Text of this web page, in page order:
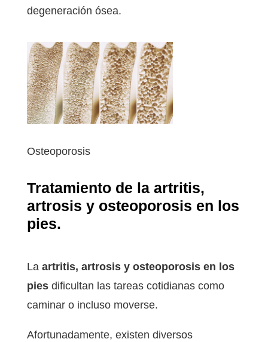
degeneración ósea.
Osteoporosis
Tratamiento de la artritis,
artrosis y osteoporosis en los
pies.
La artritis, artrosis y osteoporosis en los
piesdificultan las tareas cotidianas como
caminar o incluso moverse.
Afortunadamente, existen diversos